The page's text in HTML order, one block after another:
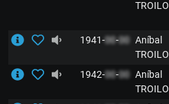
TROILO
1941-00-00 Aníbal
TROILO
1942-00-00 Aníbal
TROILO